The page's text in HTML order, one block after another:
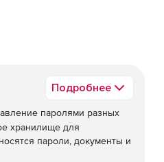
Подробнее
паролями разных
хранилище для
пароли, документы и